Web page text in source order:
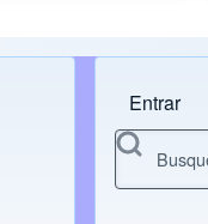
Entrar
Search